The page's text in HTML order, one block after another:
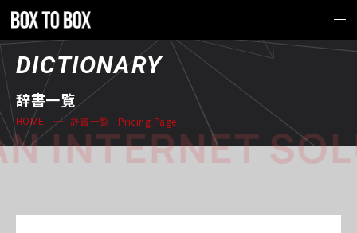
DICTIONARY
辞書一覧
HOME 辞書一覧 Pricing Page
INTERNET